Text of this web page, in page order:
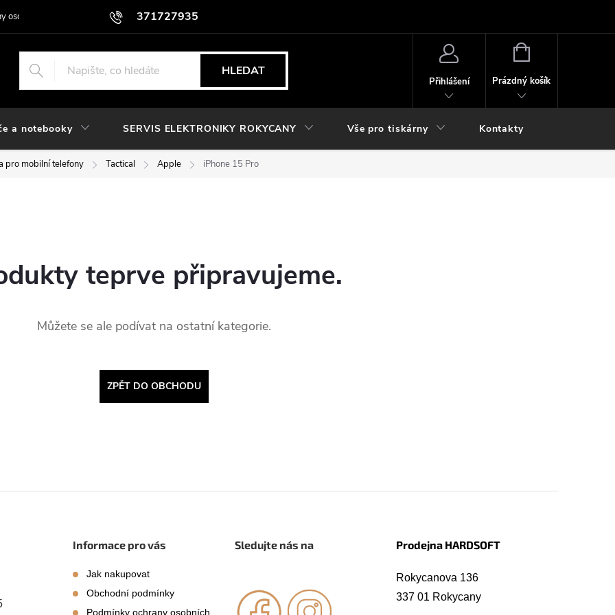
371727935
osobních údajů
HLEDAT
Přihlášení
NÁKUPNÍ
Prázdný košík
a notebooky SERVIS ELEKTRONIKY ROKYCANY Vše pro tiskárny Kontakty
pro mobilní telefony Tactical Apple iPhone 15 Pro
teprve připravujeme.
Můžete se ale podívat na ostatní kategorie.
ZPĚT DO OBCHODU
Informace pro vás
Jak nakupovat
Obchodní podmínky
Podmínky ochrany osobních
Sledujte nás na Prodejna HARDSOFT
Rokycanova 136
337 01 Rokycany